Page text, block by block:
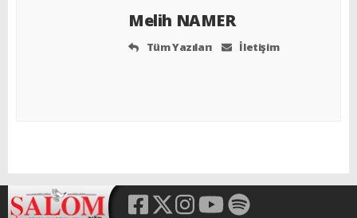
Melih NAMER
Tüm Yazıları İletişim